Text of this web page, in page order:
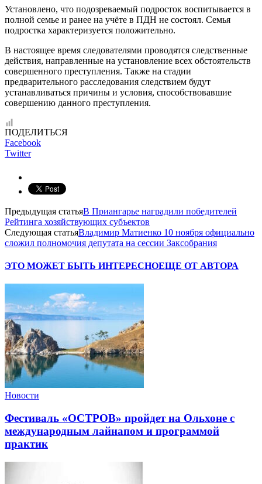
Установлено, что подозреваемый подросток воспитывается в
полной семье и ранее на учёте в ПДН не состоял. Семья
подростка характеризуется положительно.
В настоящее время следователями проводятся следственные
действия, направленные на установление всех обстоятельств
совершенного преступления. Также на стадии
предварительного расследования следствием будут
устанавливаться причины и условия, способствовавшие
совершению данного преступления.
ПОДЕЛИТЬСЯ
Facebook
Twitter
Предыдущая статьяВ Приангарье наградили победителей
Рейтинга хозяйствующих субъектов
Следующая статьяВладимир Матиенко 10 ноября официально
сложил полномочия депутата на сессии Заксобрания
ЭТО МОЖЕТ БЫТЬ ИНТЕРЕСНОЕЩЕ ОТ АВТОРА
Новости
Фестиваль «ОСТРОВ» пройдет на Ольхоне с
международным лайнапом и программой
практик